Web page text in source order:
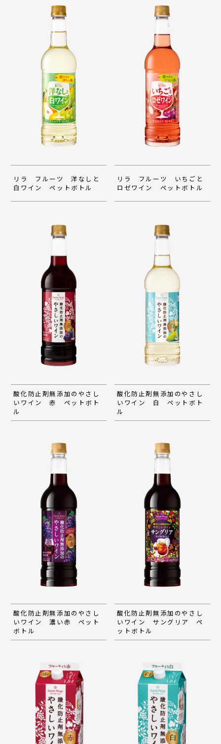
リラ フルーツ 洋なしと
白ワイン ペットボトル
リラ フルーツ いちごと
ロゼワイン ペットボトル
酸化防止剤無添加のやさし
いワイン 赤 ペットボト
ル
酸化防止剤無添加のやさし
いワイン 白 ペットボト
ル
酸化防止剤無添加のやさし
いワイン 濃い赤 ペット
ボトル
酸化防止剤無添加のやさし
いワイン サングリア ペ
ットボトル